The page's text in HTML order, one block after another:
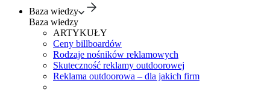
Baza wiedzy
Baza wiedzy
ARTYKUŁY
Ceny billboardów
Rodzaje nośników reklamowych
Skuteczność reklamy outdoorowej
Reklama outdoorowa – dla jakich firm